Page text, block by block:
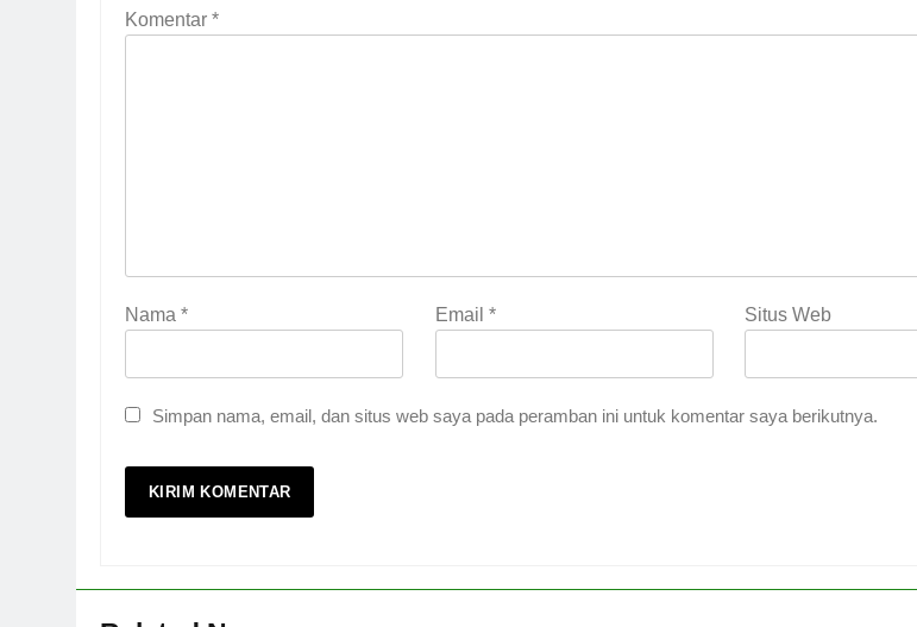
Komentar *
Nama * Email * Situs Web
Simpan nama, email, dan situs web saya pada peramban ini untuk komentar saya berikutnya.